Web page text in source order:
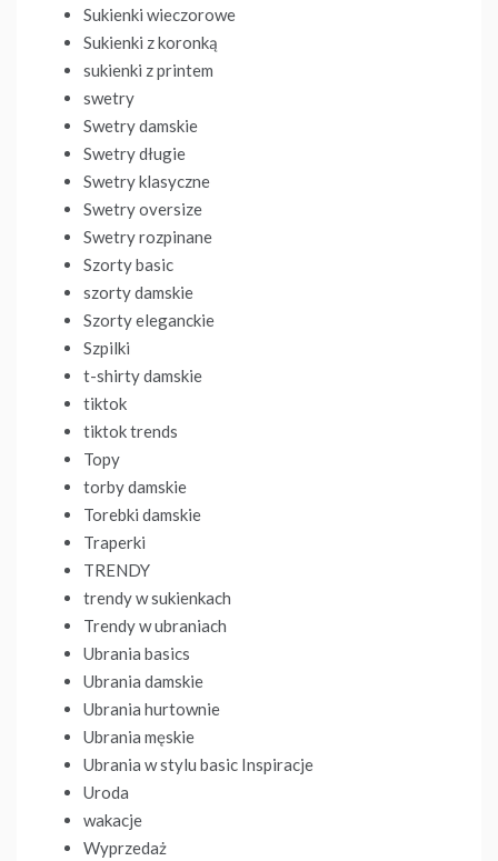
Sukienki wieczorowe
Sukienki z koronką
sukienki z printem
swetry
Swetry damskie
Swetry długie
Swetry klasyczne
Swetry oversize
Swetry rozpinane
Szorty basic
szorty damskie
Szorty eleganckie
Szpilki
t-shirty damskie
tiktok
tiktok trends
Topy
torby damskie
Torebki damskie
Traperki
TRENDY
trendy w sukienkach
Trendy w ubraniach
Ubrania basics
Ubrania damskie
Ubrania hurtownie
Ubrania męskie
Ubrania w stylu basic Inspiracje
Uroda
wakacje
Wyprzedaż